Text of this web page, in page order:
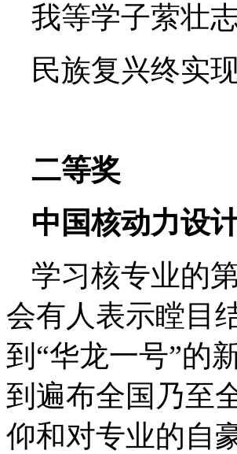
我等学子萦壮
民族复兴终实
二等奖
中国核动力设
学习核专业的
会有人表示瞠目
到 “华龙一号”的
到遍布全国乃至
仰和对专业的自